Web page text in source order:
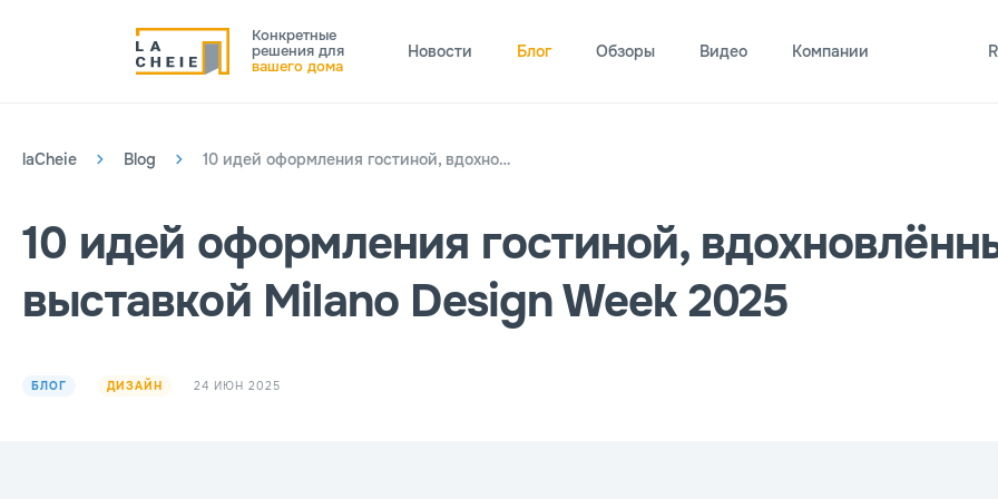
Конкретные
решения для
вашего дома
Новости Блог Обзоры Видео Компании
laCheie Blog 10 идей оформления гостиной, вдохновлённых выставкой Milano Design Week 2025
10 идей оформления гостиной,
выставкой Milano Design Week 2025
БЛОГ ДИЗАЙН 24 ИЮН 2025